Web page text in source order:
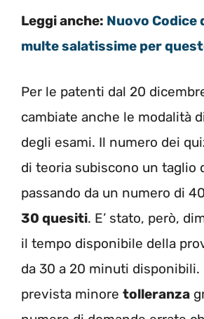
Leggi anche: Nuovo Codice
multe salatissime per
Per le patenti dal 20
cambiate anche le modalità
degli esami. Il numero dei
di teoria subiscono un taglio
passando da un numero di
30 quesiti. E’ stato, però,
il tempo disponibile della
da 30 a 20 minuti disponibili.
prevista minore tolleranza